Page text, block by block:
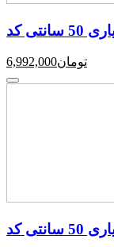
6,992,000تومان